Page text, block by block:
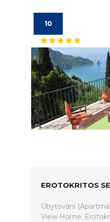
10
EROTOKRITOS
Ubytování
View Home.